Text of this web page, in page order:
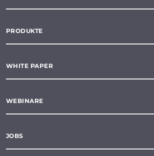
PRODUKTE
WHITE PAPER
WEBINARE
JOBS